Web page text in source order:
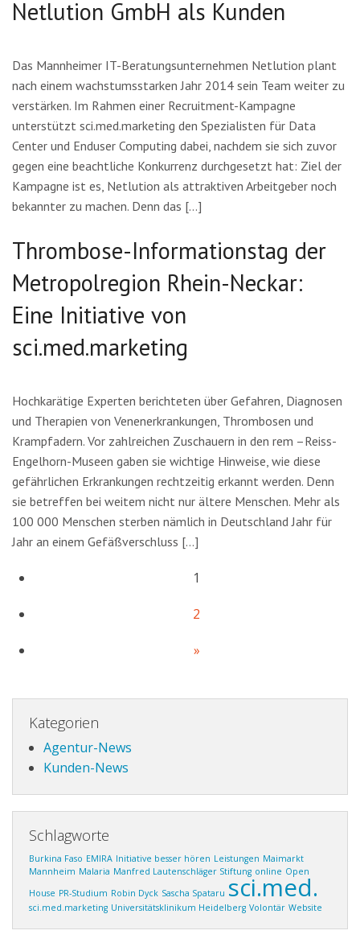
Netlution GmbH als Kunden
Das Mannheimer IT-Beratungsunternehmen Netlution plant
nach einem wachstumsstarken Jahr 2014 sein Team weiter zu
verstärken. Im Rahmen einer Recruitment-Kampagne
unterstützt sci.med.marketing den Spezialisten für Data
Center und Enduser Computing dabei, nachdem sie sich zuvor
gegen eine beachtliche Konkurrenz durchgesetzt hat: Ziel der
Kampagne ist es, Netlution als attraktiven Arbeitgeber noch
bekannter zu machen. Denn das […]
Thrombose-Informationstag der
Metropolregion Rhein-Neckar:
Eine Initiative von
sci.med.marketing
Hochkarätige Experten berichteten über Gefahren, Diagnosen
und Therapien von Venenerkrankungen, Thrombosen und
Krampfadern. Vor zahlreichen Zuschauern in den rem –Reiss-
Engelhorn-Museen gaben sie wichtige Hinweise, wie diese
gefährlichen Erkrankungen rechtzeitig erkannt werden. Denn
sie betreffen bei weitem nicht nur ältere Menschen. Mehr als
100 000 Menschen sterben nämlich in Deutschland Jahr für
Jahr an einem Gefäßverschluss […]
1
2
»
Kategorien
Agentur-News
Kunden-News
Schlagworte
Burkina Faso EMIRA Initiative besser hören Leistungen Maimarkt
Mannheim Malaria Manfred Lautenschläger Stiftung online Open
House PR-Studium Robin Dyck Sascha Spataru sci.med.
sci.med.marketing Universitätsklinikum Heidelberg Volontär Website